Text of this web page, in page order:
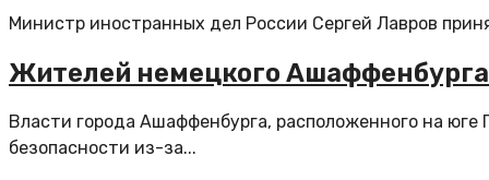
Министр иностранных дел России Сергей Лавров
Жителей немецкого
Власти города Ашаффенбурга, расположенного на
безопасности из-за...